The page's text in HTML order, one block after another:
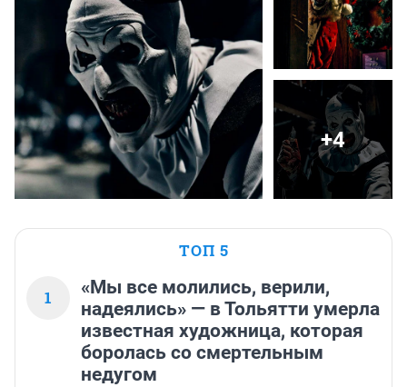
+4
ТОП 5
1
«Мы все молились, верили,
надеялись» — в Тольятти умерла
известная художница, которая
боролась со смертельным
недугом